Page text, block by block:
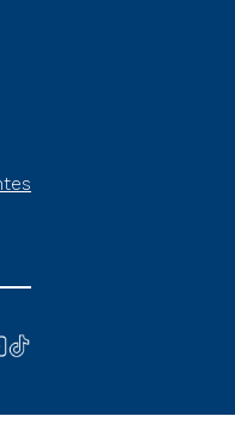
prova on-line ou
é um formato do